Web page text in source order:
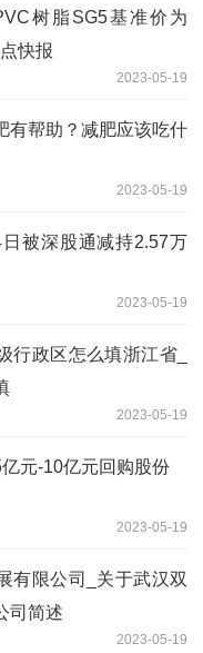
树脂SG5基准价为
快报
2023-05-19
有帮助？减肥应该吃什
2023-05-19
被深股通减持2.57万
2023-05-19
行政区怎么填浙江省_
2023-05-19
元-10亿元回购股份
2023-05-19
有限公司_关于武汉双
司简述
2023-05-19